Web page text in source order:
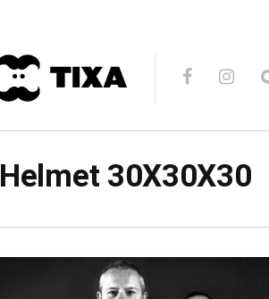
Helmet 30X30X30